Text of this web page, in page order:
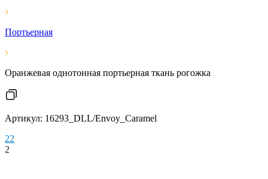
Портьерная
Оранжевая однотонная портьерная ткань рогожка
Артикул: 16293_DLL/Envoy_Caramel
22
2